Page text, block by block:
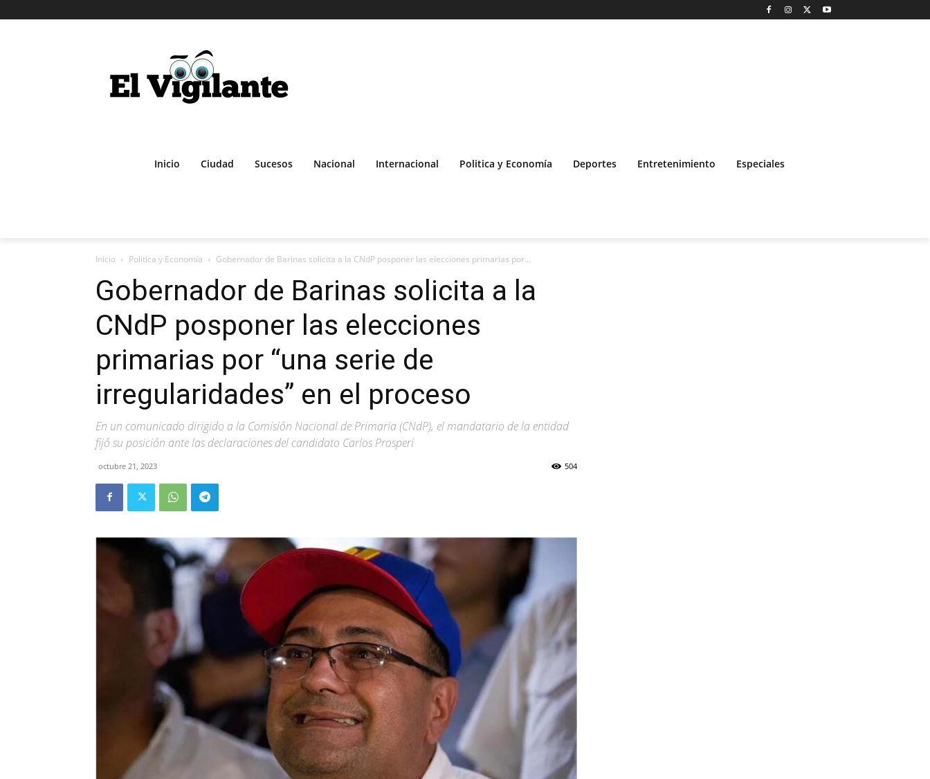
Inicio Ciudad Sucesos Nacional Internacional Politica y Economía Deportes Entretenimiento Especiales
Inicio Politica y Economía Gobernador de Barinas solicita a la CNdP posponer las elecciones primarias por...
Gobernador de Barinas solicita a la
CNdP posponer las elecciones
primarias por “una serie de
irregularidades” en el proceso
En un comunicado dirigido a la Comisión Nacional de Primaria (CNdP), el mandatario de la entidad
fijó su posición ante las declaraciones del candidato Carlos Prosperi
octubre 21, 2023 504